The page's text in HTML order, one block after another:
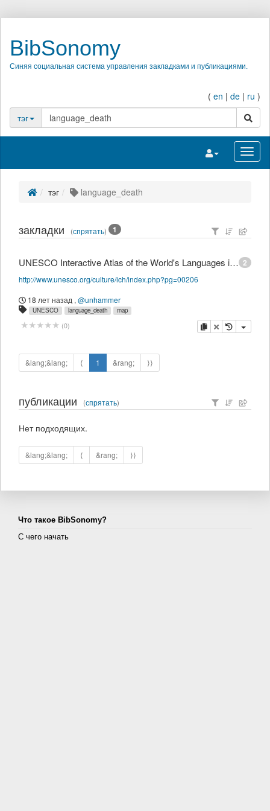
BibSonomy
Синяя социальная система управления закладками и публикациями.
( en | de | ru )
тэг
поиск
Переключить
тэг language_death
закладки (спрятать) 1
2
UNESCO Interactive Atlas of the World's Languages in Danger
http://www.unesco.org/culture/ich/index.php?pg=00206
18 лет назад , @unhammer
UNESCO language_death map
(0) копировать
удалить
&lang;&lang; ⟨ 1 &rang; ⟩⟩
публикации (спрятать)
Нет подходящих.
&lang;&lang; ⟨ &rang; ⟩⟩
Что такое BibSonomy?
С чего начать